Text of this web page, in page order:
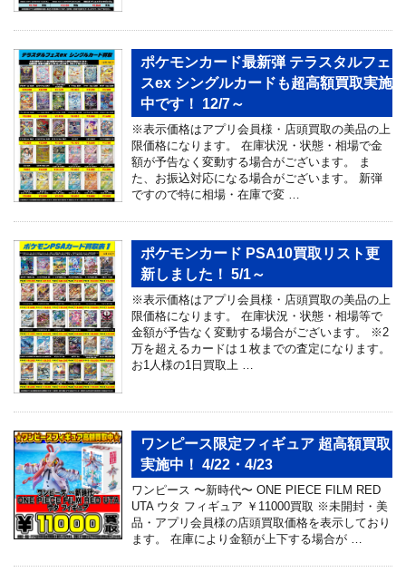
ポケモンカード最新弾 テラスタルフェ
スex シングルカードも超高額買取実施
中です！ 12/7～
※表示価格はアプリ会員様・店頭買取の美品の上
限価格になります。 在庫状況・状態・相場で金
額が予告なく変動する場合がございます。 ま
た、お振込対応になる場合がございます。 新弾
ですので特に相場・在庫で変 …
ポケモンカード PSA10買取リスト更
新しました！ 5/1～
※表示価格はアプリ会員様・店頭買取の美品の上
限価格になります。 在庫状況・状態・相場等で
金額が予告なく変動する場合がございます。 ※2
万を超えるカードは１枚までの査定になります。
お1人様の1日買取上 …
ワンピース限定フィギュア 超高額買取
実施中！ 4/22・4/23
ワンピース 〜新時代〜 ONE PIECE FILM RED
UTA ウタ フィギュア ￥11000買取 ※未開封・美
品・アプリ会員様の店頭買取価格を表示しており
ます。 在庫により金額が上下する場合が …